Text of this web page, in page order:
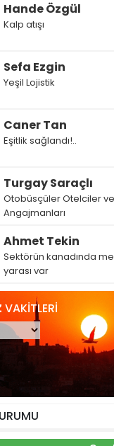
Hande Özgül
Kalp atışı
Sefa Ezgin
Yeşil Lojistik
Caner Tan
Eşitlik sağlandı!..
Turgay Saraçlı
Otobüsçüler Otelciler ve
Angajmanları
Ahmet Tekin
Sektörün kanadında
yarası var
VAKİTLERİ